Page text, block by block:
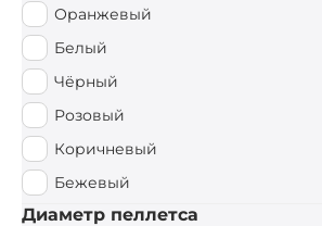
Орех
Острые Специи
Осьминог
Палтус
Перец чили
Пряный
Рыбный
Оранжевый
Белый
Чёрный
Розовый
Коричневый
Бежевый
Диаметр пеллетса